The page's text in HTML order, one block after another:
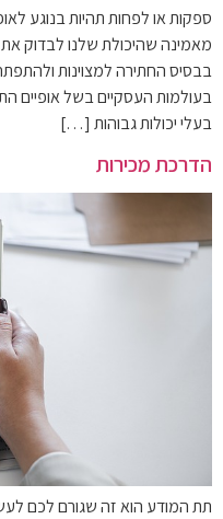
ספקות או לפחות תהיות בנוגע
מאמינה שהיכולת שלנו לבדוק את
בבסיס החתירה למצוינות
בעולמות העסקיים בשל אופיים
בעלי יכולות גבוהות […]
הדרכת מכירות
תת המודע הוא זה שגורם לכם